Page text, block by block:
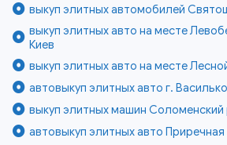
выкуп элитных автомобилей
выкуп элитных авто на месте
Киев
выкуп элитных авто на месте
автовыкуп элитных авто г.
выкуп элитных машин Соломенский
автовыкуп элитных авто Приречная